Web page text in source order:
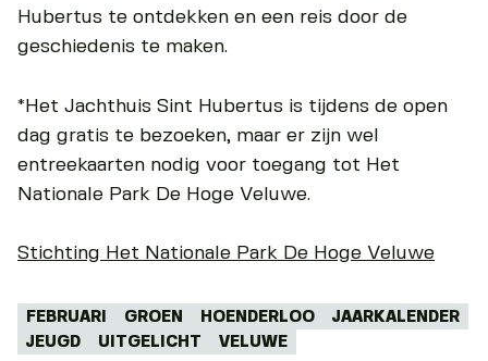
Hubertus te ontdekken en een reis door de
geschiedenis te maken.
*Het Jachthuis Sint Hubertus is tijdens de open
dag gratis te bezoeken, maar er zijn wel
entreekaarten nodig voor toegang tot Het
Nationale Park De Hoge Veluwe.
Stichting Het Nationale Park De Hoge Veluwe
Tags:
FEBRUARI GROEN HOENDERLOO
JAARKALENDER
JEUGD
UITGELICHT VELUWE